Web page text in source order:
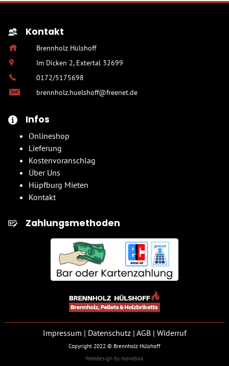
Kontakt
Brennholz Hülshoff
Im Dicken 2, Extertal 32699
0172/5175698
brennholz.huelshoff@freenet.de
Infos
Onlineshop
Lieferung
Kostenvoranschlag
Über Uns
Hüpfburg Mieten
Kontakt
Zahlungsmethoden
Impressum | Datenschutz| AGB| Widerruf
Copyright 2022 © Brennholz Hülshoff
Webdesign by movobox